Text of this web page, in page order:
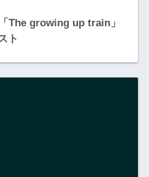
The growing up train」
ト